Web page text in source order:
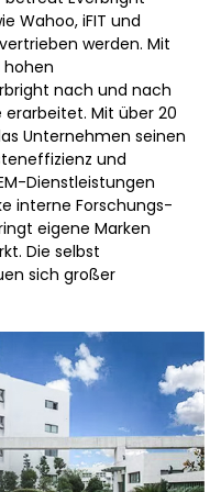
Wahoo, iFIT und
werden. Mit
nach und nach
Mit über 20
Unternehmen seinen
und
Dienstleistungen
interne Forschungs-
eigene Marken
Die selbst
sich großer
China präsentiert.
den
und freut sich
gemeinsame